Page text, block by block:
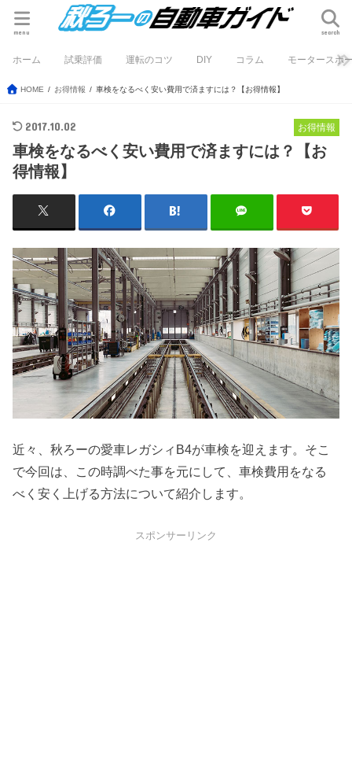
search
menu
ホーム 試乗評価 運転のコツ DIY コラム モータースポ
HOME お得情報 車検をなるべく安い費用で済ますには？【お得情報】
お得情報
2017.10.02
車検をなるべく安い費用で済ますには？【お
得情報】
近々、秋ろーの愛車レガシィB4が車検を迎えます。そこ
で今回は、この時調べた事を元にして、車検費用をなる
べく安く上げる方法について紹介します。
スポンサーリンク